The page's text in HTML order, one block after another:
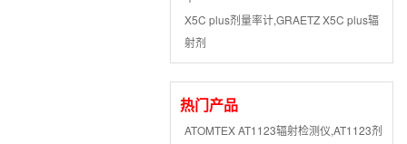
X5C plus剂量率计,GRAETZ X5C plus辐
射剂
热门产品
ATOMTEX AT1123辐射检测仪,AT1123剂